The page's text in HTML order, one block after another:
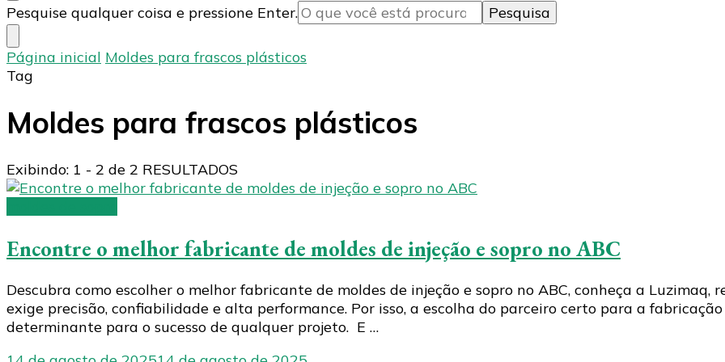
Procurando
algo?
Pesquise qualquer coisa e pressione Enter.
Página inicial Moldes para frascos plásticos
Tag
Moldes para frascos plásticos
Exibindo: 1 - 2 de 2 RESULTADOS
Encontre o melhor fabricante de moldes de injeção e sopro no ABC
Descubra como escolher o melhor fabricante de moldes de injeção e sopro no ABC, conheça a
exige precisão, confiabilidade e alta performance. Por isso, a escolha do parceiro certo para a
determinante para o sucesso de qualquer projeto. E …